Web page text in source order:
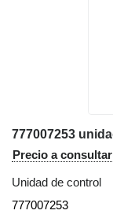
777007253
Precio a consultar
Unidad de control
777007253